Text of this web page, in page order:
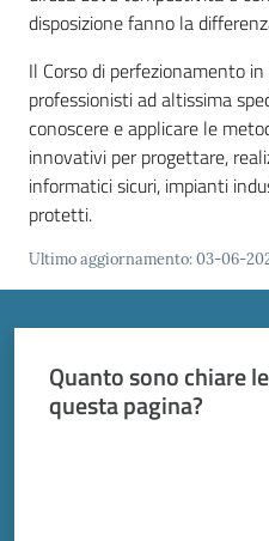
disposizione fanno la
Il Corso di perfezionamento
professionisti ad altissima
conoscere e applicare le
innovativi per progettare,
informatici sicuri, impianti
protetti.
Ultimo aggiornamento:03-06-
Quanto sono chiare
questa pagina?